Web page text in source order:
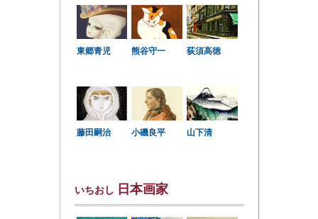
東郷青児 熊谷守一 荻須高徳
藤田嗣治 小磯良平 山下清
いちおし 日本画家